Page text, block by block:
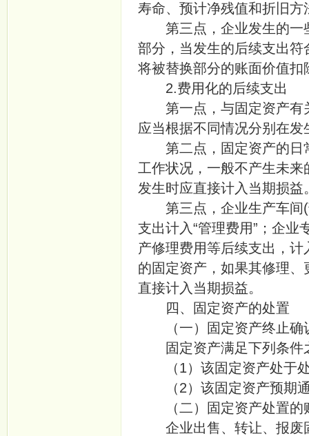
寿命、预计净残值和折旧方
第三点，企业发生的一
部分，当发生的后续支出
将被替换部分的账面价值扣
2.费用化的后续支出
第一点，与固定资产有
应当根据不同情况分别在
第二点，固定资产的日
工作状况，一般不产生未
发生时应直接计入当期损益
第三点，企业生产车间(
支出计入“管理费用”；企
产修理费用等后续支出，计
的固定资产，如果其修理
直接计入当期损益。
四、固定资产的处置
（一）固定资产终止确
固定资产满足下列条件
（1）该固定资产处于
（2）该固定资产预期通
（二）固定资产处置的
企业出售、转让、报废